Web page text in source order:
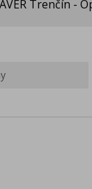
Trenčín -